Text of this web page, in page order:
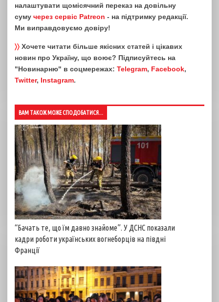
налаштувати щомісячний переказ на довільну
суму через сервіс Patreon - на підтримку редакції.
Ми виправдовуємо довіру!
〉〉 Хочете читати більше якісних статей і цікавих
новин про Україну, що воює? Підписуйтесь на
"Новинарню" в соцмережах: Telegram, Facebook,
Twitter, Instagram.
ВАМ ТАКОЖ МОЖЕ СПОДОБАТИСЯ...
“Бачать те, що їм давно знайоме”. У ДСНС показали
кадри роботи українських вогнеборців на півдні
Франції